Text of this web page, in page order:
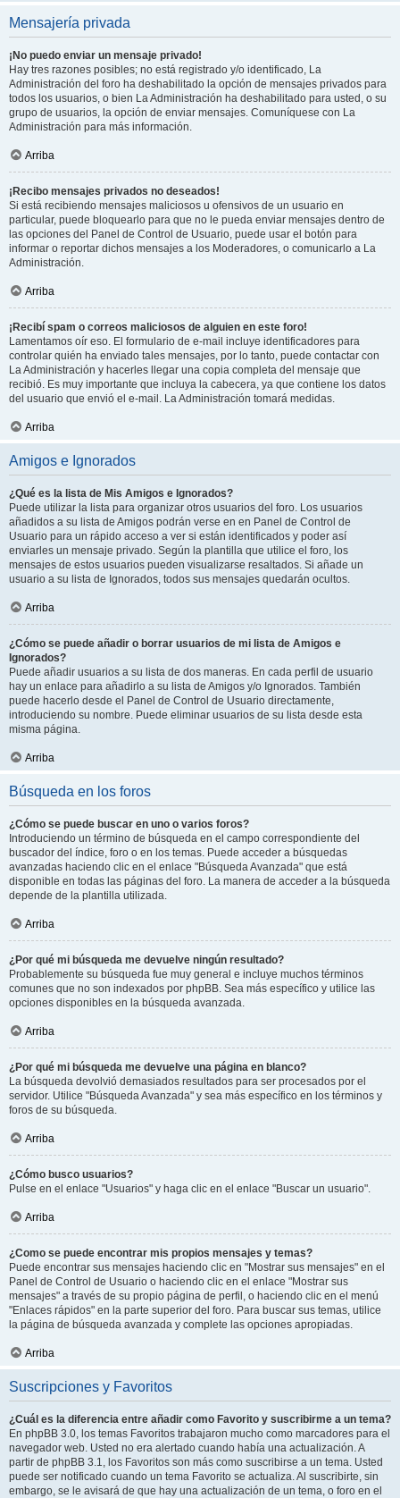
Mensajería privada
¡No puedo enviar un mensaje privado!
Hay tres razones posibles; no está registrado y/o identificado, La
Administración del foro ha deshabilitado la opción de mensajes privados para
todos los usuarios, o bien La Administración ha deshabilitado para usted, o su
grupo de usuarios, la opción de enviar mensajes. Comuníquese con La
Administración para más información.
Arriba
¡Recibo mensajes privados no deseados!
Si está recibiendo mensajes maliciosos u ofensivos de un usuario en
particular, puede bloquearlo para que no le pueda enviar mensajes dentro de
las opciones del Panel de Control de Usuario, puede usar el botón para
informar o reportar dichos mensajes a los Moderadores, o comunicarlo a La
Administración.
Arriba
¡Recibí spam o correos maliciosos de alguien en este foro!
Lamentamos oír eso. El formulario de e-mail incluye identificadores para
controlar quién ha enviado tales mensajes, por lo tanto, puede contactar con
La Administración y hacerles llegar una copia completa del mensaje que
recibió. Es muy importante que incluya la cabecera, ya que contiene los datos
del usuario que envió el e-mail. La Administración tomará medidas.
Arriba
Amigos e Ignorados
¿Qué es la lista de Mis Amigos e Ignorados?
Puede utilizar la lista para organizar otros usuarios del foro. Los usuarios
añadidos a su lista de Amigos podrán verse en en Panel de Control de
Usuario para un rápido acceso a ver si están identificados y poder así
enviarles un mensaje privado. Según la plantilla que utilice el foro, los
mensajes de estos usuarios pueden visualizarse resaltados. Si añade un
usuario a su lista de Ignorados, todos sus mensajes quedarán ocultos.
Arriba
¿Cómo se puede añadir o borrar usuarios de mi lista de Amigos e
Ignorados?
Puede añadir usuarios a su lista de dos maneras. En cada perfil de usuario
hay un enlace para añadirlo a su lista de Amigos y/o Ignorados. También
puede hacerlo desde el Panel de Control de Usuario directamente,
introduciendo su nombre. Puede eliminar usuarios de su lista desde esta
misma página.
Arriba
Búsqueda en los foros
¿Cómo se puede buscar en uno o varios foros?
Introduciendo un término de búsqueda en el campo correspondiente del
buscador del índice, foro o en los temas. Puede acceder a búsquedas
avanzadas haciendo clic en el enlace "Búsqueda Avanzada" que está
disponible en todas las páginas del foro. La manera de acceder a la búsqueda
depende de la plantilla utilizada.
Arriba
¿Por qué mi búsqueda me devuelve ningún resultado?
Probablemente su búsqueda fue muy general e incluye muchos términos
comunes que no son indexados por phpBB. Sea más específico y utilice las
opciones disponibles en la búsqueda avanzada.
Arriba
¿Por qué mi búsqueda me devuelve una página en blanco?
La búsqueda devolvió demasiados resultados para ser procesados por el
servidor. Utilice "Búsqueda Avanzada" y sea más específico en los términos y
foros de su búsqueda.
Arriba
¿Cómo busco usuarios?
Pulse en el enlace "Usuarios" y haga clic en el enlace "Buscar un usuario".
Arriba
¿Como se puede encontrar mis propios mensajes y temas?
Puede encontrar sus mensajes haciendo clic en "Mostrar sus mensajes" en el
Panel de Control de Usuario o haciendo clic en el enlace "Mostrar sus
mensajes" a través de su propio página de perfil, o haciendo clic en el menú
"Enlaces rápidos" en la parte superior del foro. Para buscar sus temas, utilice
la página de búsqueda avanzada y complete las opciones apropiadas.
Arriba
Suscripciones y Favoritos
¿Cuál es la diferencia entre añadir como Favorito y suscribirme a un tema?
En phpBB 3.0, los temas Favoritos trabajaron mucho como marcadores para el
navegador web. Usted no era alertado cuando había una actualización. A
partir de phpBB 3.1, los Favoritos son más como suscribirse a un tema. Usted
puede ser notificado cuando un tema Favorito se actualiza. Al suscribirte, sin
embargo, se le avisará de que hay una actualización de un tema, o foro en el